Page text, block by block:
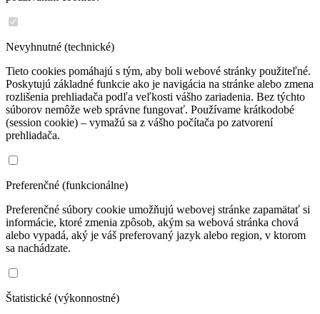
Nevyhnutné (technické)
Tieto cookies pomáhajú s tým, aby boli webové stránky použiteľné.
Poskytujú základné funkcie ako je navigácia na stránke alebo zmena
rozlišenia prehliadača podľa veľkosti vášho zariadenia. Bez týchto
súborov nemôže web správne fungovať. Používame krátkodobé
(session cookie) – vymažú sa z vášho počítača po zatvorení
prehliadača.
Preferenčné (funkcionálne)
Preferenčné súbory cookie umožňujú webovej stránke zapamätať si
informácie, ktoré zmenia zpôsob, akým sa webová stránka chová
alebo vypadá, aký je váš preferovaný jazyk alebo region, v ktorom
sa nachádzate.
Štatistické (výkonnostné)